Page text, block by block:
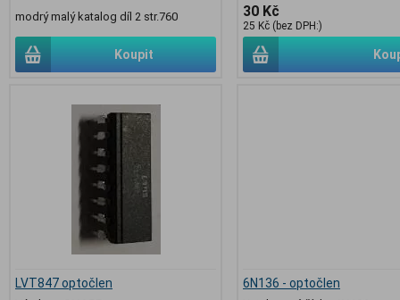
modrý malý katalog díl 2 str.760
Koupit
30 Kč
25 Kč (bez DPH:)
LVT847 optočlen 6N136 - optočlen